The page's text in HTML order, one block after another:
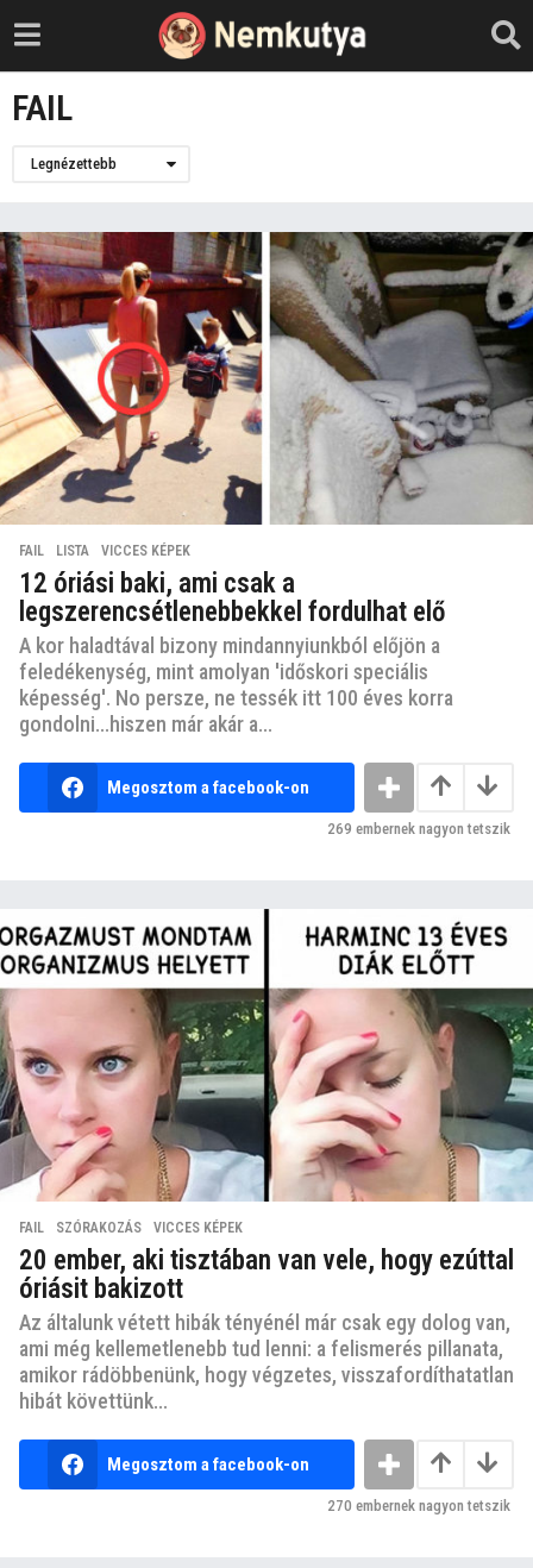
FAIL
Legnézettebb
FAIL ,LISTA ,VICCES KÉPEK
12 óriási baki, ami csak a
legszerencsétlenebbekkel fordulhat elő
A kor haladtával bizony mindannyiunkból előjön a
feledékenység, mint amolyan 'időskori speciális
képesség'. No persze, ne tessék itt 100 éves korra
gondolni...hiszen már akár a...
Megosztom a facebook-on
269 embernek nagyon tetszik
FAIL ,SZÓRAKOZÁS ,VICCES KÉPEK
20 ember, aki tisztában van vele, hogy ezúttal
óriásit bakizott
Az általunk vétett hibák tényénél már csak egy dolog van,
ami még kellemetlenebb tud lenni: a felismerés pillanata,
amikor rádöbbenünk, hogy végzetes, visszafordíthatatlan
hibát követtünk...
Megosztom a facebook-on
270 embernek nagyon tetszik